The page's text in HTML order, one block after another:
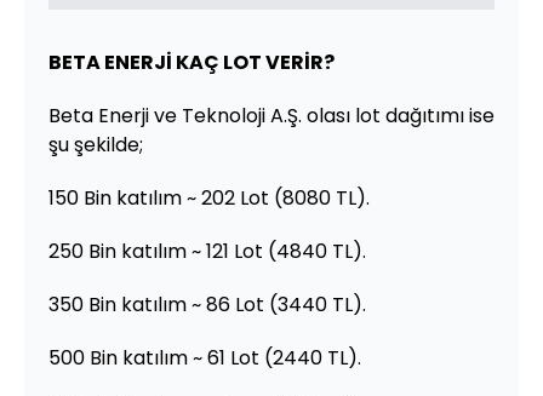
BETA ENERJİ KAÇ LOT VERİR?
Beta Enerji ve Teknoloji A.Ş. olası lot dağıtımı ise
şu şekilde;
150 Bin katılım ~ 202 Lot (8080 TL).
250 Bin katılım ~ 121 Lot (4840 TL).
350 Bin katılım ~ 86 Lot (3440 TL).
500 Bin katılım ~ 61 Lot (2440 TL).